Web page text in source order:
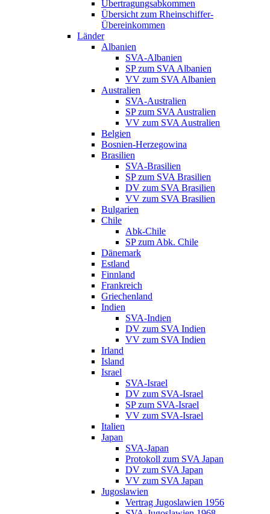
Übertragungsabkommen
Übersicht zum Rheinschiffer-
Übereinkommen
Länder
Albanien
SVA-Albanien
SP zum SVA Albanien
VV zum SVA Albanien
Australien
SVA-Australien
SP zum SVA Australien
VV zum SVA Australien
Belgien
Bosnien-Herzegowina
Brasilien
SVA-Brasilien
SP zum SVA Brasilien
DV zum SVA Brasilien
VV zum SVA Brasilien
Bulgarien
Chile
Abk-Chile
SP zum Abk. Chile
Dänemark
Estland
Finnland
Frankreich
Griechenland
Indien
SVA-Indien
DV zum SVA Indien
VV zum SVA Indien
Irland
Island
Israel
SVA-Israel
DV zum SVA-Israel
SP zum SVA-Israel
VV zum SVA-Israel
Italien
Japan
SVA-Japan
Protokoll zum SVA Japan
DV zum SVA Japan
VV zum SVA Japan
Jugoslawien
Vertrag Jugoslawien 1956